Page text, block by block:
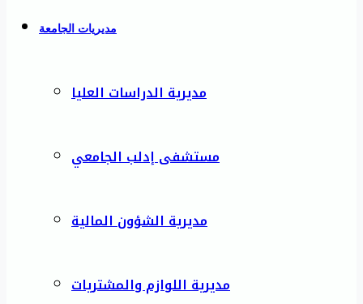
مديريات الجامعة
مديرية الدراسات العليا
مستشفى إدلب الجامعي
مديرية الشؤون المالية
مديرية اللوازم والمشتريات